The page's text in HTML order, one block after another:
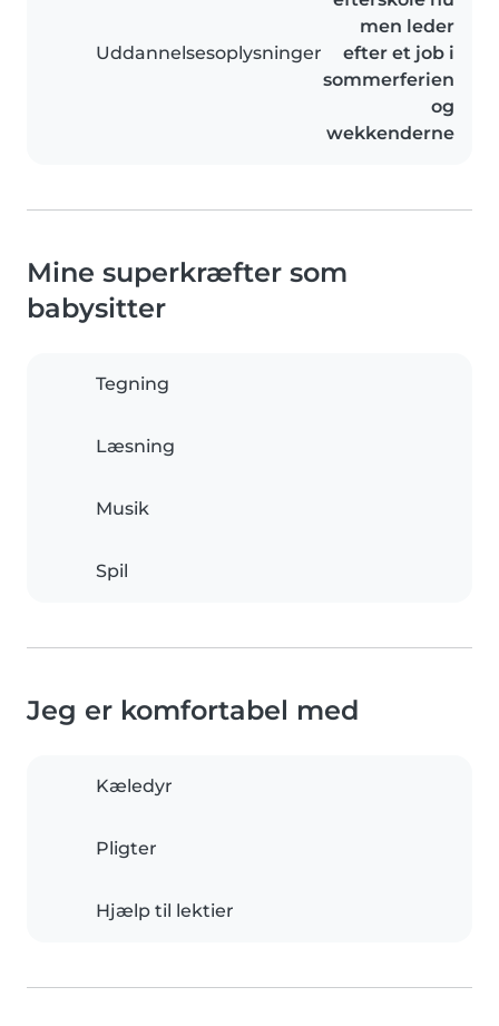
Uddannelsesoplysninger
men leder
efter et job i
sommerferien
og
wekkenderne
Mine superkræfter som
babysitter
Tegning
Læsning
Musik
Spil
Jeg er komfortabel med
Kæledyr
Pligter
Hjælp til lektier